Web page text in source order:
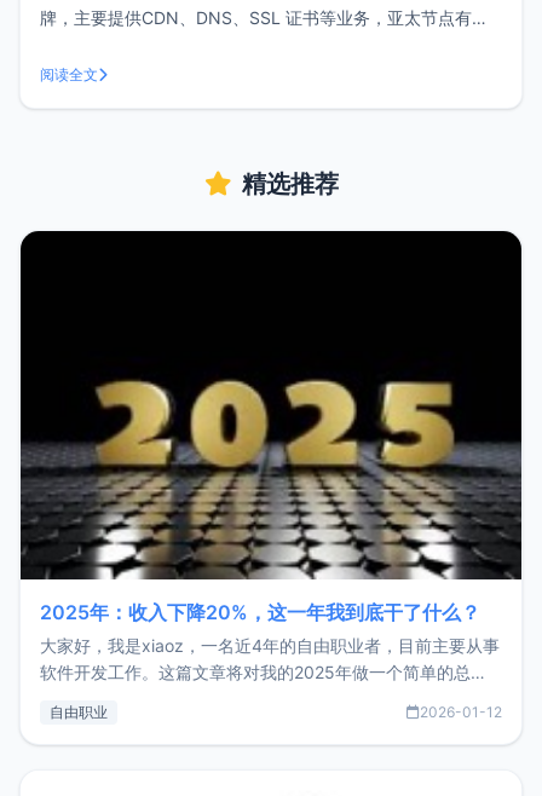
牌，主要提供CDN、DNS、SSL 证书等业务，亚太节点有我
址：https://www.nodecache.com，注册送1T流量通过上述
邀请链接注册
阅读全文
精选推荐
2025年：收入下降20%，这一年我到底干了什么？
大家好，我是xiaoz，一名近4年的自由职业者，目前主要从事
软件开发工作。这篇文章将对我的2025年做一个简单的总
收入下降20%，但却过得很充实，2026年不求突破，但求保
自由职业 2026-01-12